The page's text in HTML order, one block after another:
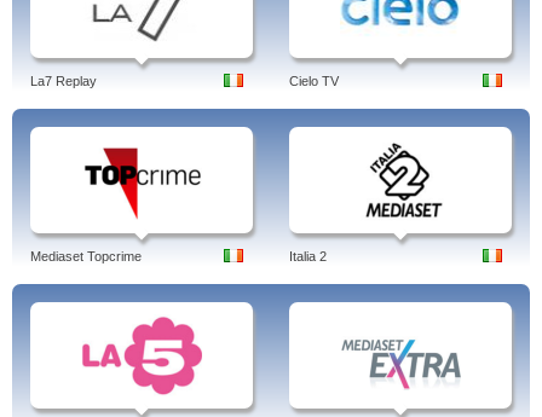
La7 Replay Cielo TV
Mediaset Topcrime Italia 2